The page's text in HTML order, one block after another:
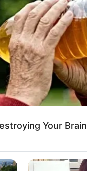
Send
Your Brain